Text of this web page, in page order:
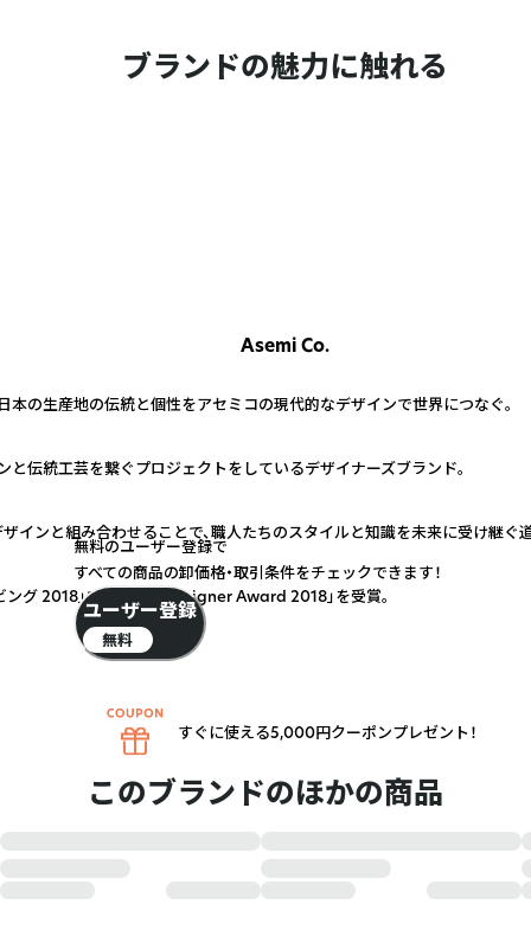
ブランドの魅力に触れる
Asemi Co.
本の生産地の伝統と個性をアセミコの現代的なデザインで世界につなぐ。
と伝統工芸を繋ぐプロジェクトをしているデザイナーズブランド。
インと組み合わせることで、職人たちのスタイルと知識を未来に受け継ぐ
グ 2018」で「Young Designer Award 2018」を受賞。
このブランドのほかの商品
無料のユーザー登録で
すべての商品の卸価格・取引条件をチェックできます！
ユーザー登録
無料
すぐに使える5,000円クーポンプレゼント！